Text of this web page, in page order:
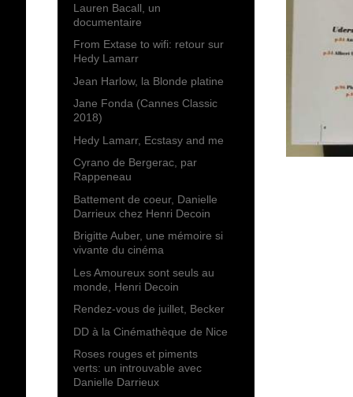
Lauren Bacall, un
documentaire
From Extase to wifi: retour sur
Hedy Lamarr
Jean Harlow, la Blonde platine
Jane Fonda (Cannes Classic
2018)
Hedy Lamarr, Ecstasy and me
Cyrano de Bergerac, par
Rappeneau
Battement de coeur, Danielle
Darrieux chez Henri Decoin
Brigitte Auber, une mémoire si
vivante du cinéma
Les Amoureux sont seuls au
monde, Henri Decoin
Rendez-vous de juillet, Becker
DD à la Cinémathèque de Nice
Roses rouges et piments
verts: un introuvable avec
Danielle Darrieux